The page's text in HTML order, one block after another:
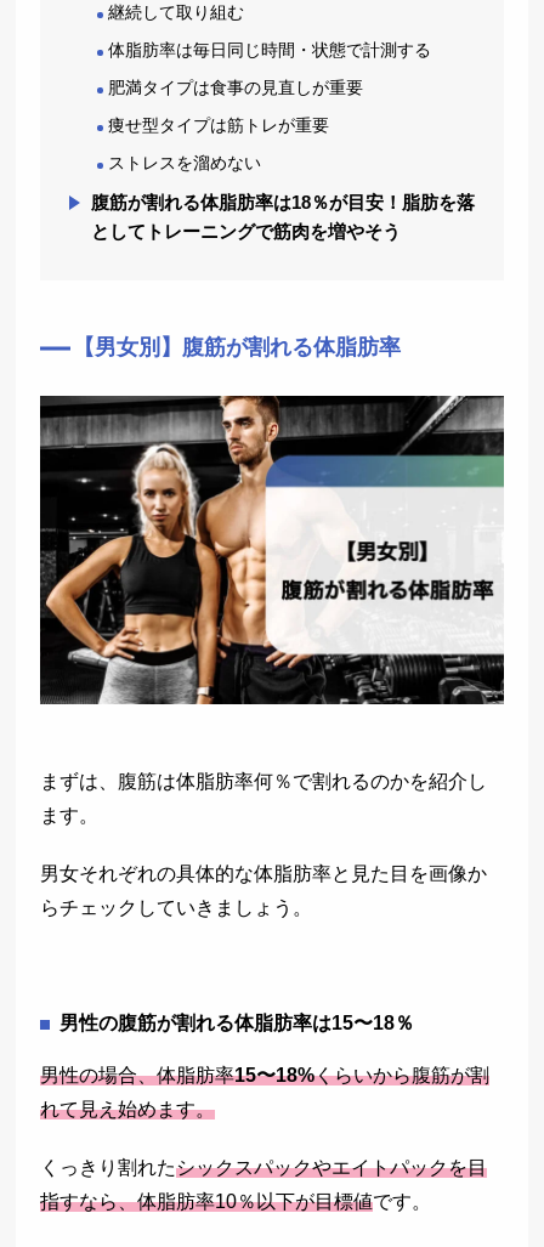
継続して取り組む
体脂肪率は毎日同じ時間・状態で計測する
肥満タイプは食事の見直しが重要
痩せ型タイプは筋トレが重要
ストレスを溜めない
腹筋が割れる体脂肪率は18％が目安！脂肪を落
としてトレーニングで筋肉を増やそう
【男女別】腹筋が割れる体脂肪率
まずは、腹筋は体脂肪率何％で割れるのかを紹介し
ます。
男女それぞれの具体的な体脂肪率と見た目を画像か
らチェックしていきましょう。
男性の腹筋が割れる体脂肪率は15〜18％
男性の場合、体脂肪率15〜18%くらいから腹筋が割
れて見え始めます。
くっきり割れたシックスパックやエイトパックを目
指すなら、体脂肪率10％以下が目標値です。